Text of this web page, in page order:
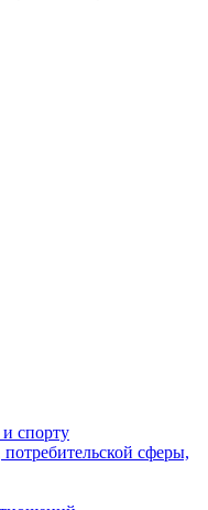
спорту
сферы,